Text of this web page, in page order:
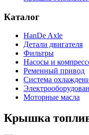
Каталог
HanDe Axle
Детали двигателя
Фильтры
Насосы и
Ременный привод
Система
Моторные масла
Крышка